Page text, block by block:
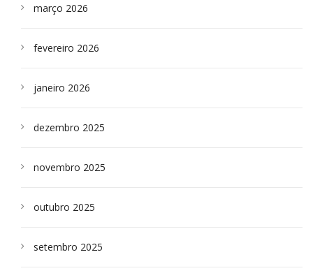
março 2026
fevereiro 2026
janeiro 2026
dezembro 2025
novembro 2025
outubro 2025
setembro 2025